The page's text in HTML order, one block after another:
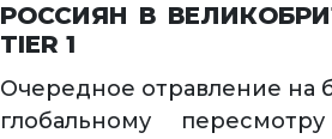
РОССИЯН В
TIER 1
Очередное отравление на
глобальному